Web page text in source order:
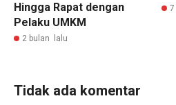
Hingga Rapat dengan
Pelaku UMKM
2 bulan lalu
Tidak ada komentar